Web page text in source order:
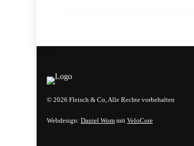
© 2026 Fleisch & Co, Alle Rechte vorbehalten
Webdesign: Daniel Wom mit VeloCore